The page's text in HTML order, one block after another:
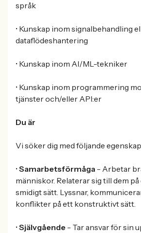
språk
• Kunskap inom signalbehandling
dataflödeshantering
• Kunskap inom AI/ML-tekniker
• Kunskap inom programmering
tjänster och/eller API:er
Du är
Vi söker dig med följande
•Samarbetsförmåga - Arbetar
människor. Relaterar sig till dem
smidigt sätt. Lyssnar,
konflikter på ett konstruktivt sätt.
•Självgående - Tar ansvar för sin